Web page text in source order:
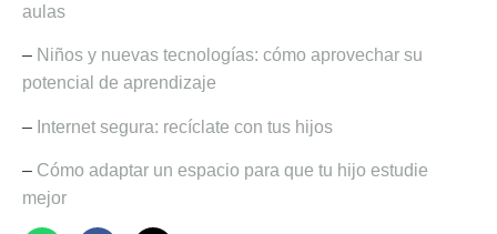
aulas
– Niños y nuevas tecnologías: cómo aprovechar su
potencial de aprendizaje
– Internet segura: recíclate con tus hijos
– Cómo adaptar un espacio para que tu hijo estudie
mejor